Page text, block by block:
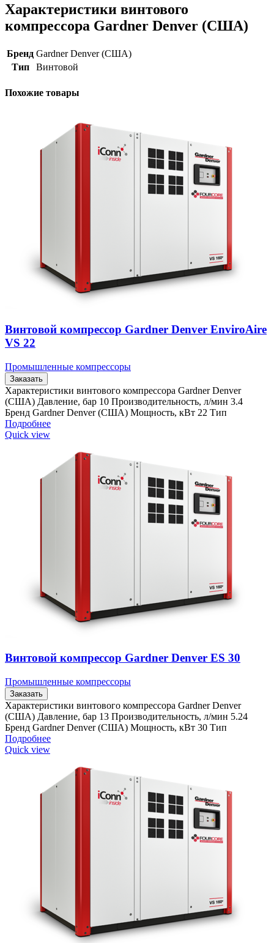
Характеристики винтового
компрессора Gardner Denver (США)
Бренд Gardner Denver (США)
Тип
Винтовой
Похожие товары
Винтовой компрессор Gardner Denver EnviroAire
VS 22
Промышленные компрессоры
Заказать
Характеристики винтового компрессора Gardner Denver
(США) Давление, бар 10 Производительность, л/мин 3.4
Бренд Gardner Denver (США) Мощность, кВт 22 Тип
Подробнее
Quick view
Винтовой компрессор Gardner Denver ES 30
Промышленные компрессоры
Заказать
Характеристики винтового компрессора Gardner Denver
(США) Давление, бар 13 Производительность, л/мин 5.24
Бренд Gardner Denver (США) Мощность, кВт 30 Тип
Подробнее
Quick view